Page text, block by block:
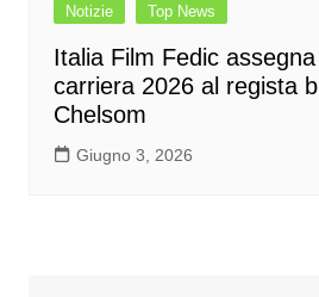
Notizie Top News
Italia Film Fedic
carriera 2026 al regista
Chelsom
Giugno 3, 2026